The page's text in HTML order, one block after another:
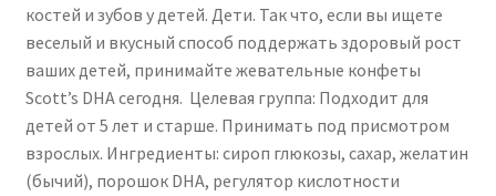
костей и зубов у детей. Дети. Так что, если вы ищете
веселый и вкусный способ поддержать здоровый рост
ваших детей, принимайте жевательные конфеты
Scott’s DHA сегодня. Целевая группа: Подходит для
детей от 5 лет и старше. Принимать под присмотром
взрослых. Ингредиенты: сироп глюкозы, сахар, желатин
(бычий), порошок DHA, регулятор кислотности